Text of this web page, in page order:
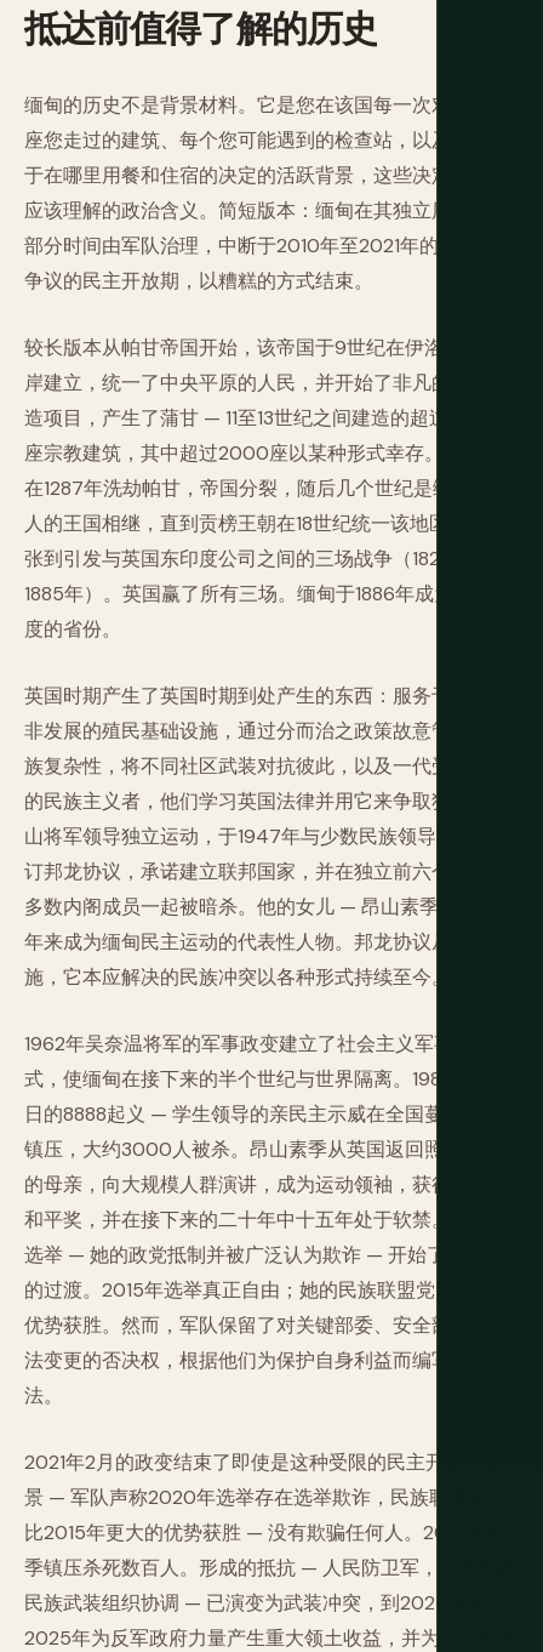
抵达前值得了解的历史
缅甸的历史不是背景材料。它是您在该国每一次对话、每
座您走过的建筑、每个您可能遇到的检查站，以及每个关
于在哪里用餐和住宿的决定的活跃背景，这些决定都有您
应该理解的政治含义。简短版本：缅甸在其独立历史的大
部分时间由军队治理，中断于2010年至2021年的短暂且有
争议的民主开放期，以糟糕的方式结束。
较长版本从帕甘帝国开始，该帝国于9世纪在伊洛瓦底江
岸建立，统一了中央平原的人民，并开始了非凡的寺庙建
造项目，产生了蒲甘 — 11至13世纪之间建造的超过10,000
座宗教建筑，其中超过2000座以某种形式幸存。蒙古人
在1287年洗劫帕甘，帝国分裂，随后几个世纪是缅人和孟
人的王国相继，直到贡榜王朝在18世纪统一该地区，并扩
张到引发与英国东印度公司之间的三场战争（1824年至
1885年）。英国赢了所有三场。缅甸于1886年成为英属印
度的省份。
英国时期产生了英国时期到处产生的东西：服务于提取而
非发展的殖民基础设施，通过分而治之政策故意管理的民
族复杂性，将不同社区武装对抗彼此，以及一代受过教育
的民族主义者，他们学习英国法律并用它来争取独立。昂
山将军领导独立运动，于1947年与少数民族领导人谈判签
订邦龙协议，承诺建立联邦国家，并在独立前六个月与大
多数内阁成员一起被暗杀。他的女儿 — 昂山素季 — 五十
年来成为缅甸民主运动的代表性人物。邦龙协议从未实
施，它本应解决的民族冲突以各种形式持续至今。
1962年吴奈温将军的军事政变建立了社会主义军事统治形
式，使缅甸在接下来的半个世纪与世界隔离。1988年8月8
日的8888起义 — 学生领导的亲民主示威在全国蔓延 — 被
镇压，大约3000人被杀。昂山素季从英国返回照顾垂死
的母亲，向大规模人群演讲，成为运动领袖，获得诺贝尔
和平奖，并在接下来的二十年中十五年处于软禁。2010年
选举 — 她的政党抵制并被广泛认为欺诈 — 开始了名义上
的过渡。2015年选举真正自由；她的民族联盟党以压倒性
优势获胜。然而，军队保留了对关键部委、安全部队和宪
法变更的否决权，根据他们为保护自身利益而编写的宪
法。
2021年2月的政变结束了即使是这种受限的民主开放。背
景 — 军队声称2020年选举存在选举欺诈，民族联盟党以
比2015年更大的优势获胜 — 没有欺骗任何人。2021年春
季镇压杀死数百人。形成的抵抗 — 人民防卫军，与既有的
民族武装组织协调 — 已演变为武装冲突，到2024年和
2025年为反军政府力量产生重大领土收益，并为SAC造成